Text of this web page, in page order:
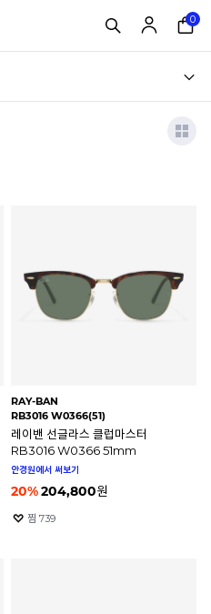
0
RAY-BAN
RB3016 W0366(51)
레이밴 선글라스 클럽마스터
RB3016 W0366 51mm
안경원에서 써보기
20%204,800원
찜 739